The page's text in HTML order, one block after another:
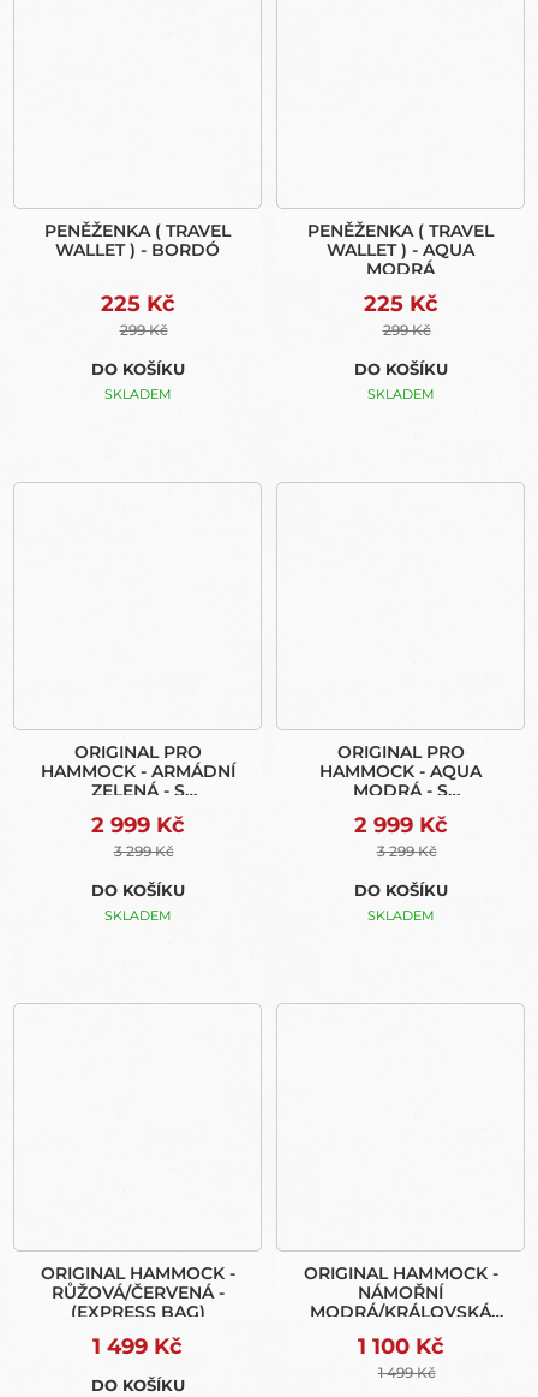
PENĚŽENKA ( TRAVEL
WALLET ) - BORDÓ
225 Kč
299 Kč
DO KOŠÍKU
SKLADEM
PENĚŽENKA ( TRAVEL
WALLET ) - AQUA
MODRÁ
225 Kč
299 Kč
DO KOŠÍKU
SKLADEM
ORIGINAL PRO
HAMMOCK - ARMÁDNÍ
ZELENÁ - S
BAG)
2 999 Kč
3 299 Kč
DO KOŠÍKU
SKLADEM
ORIGINAL PRO
HAMMOCK - AQUA
MODRÁ - S
BAG)
2 999 Kč
3 299 Kč
DO KOŠÍKU
SKLADEM
ORIGINAL HAMMOCK -
RŮŽOVÁ/ČERVENÁ -
(EXPRESS BAG)
1 499 Kč
DO KOŠÍKU
ORIGINAL HAMMOCK -
NÁMOŘNÍ
MODRÁ/KRÁLOVSKÁ
1 100 Kč
1 499 Kč